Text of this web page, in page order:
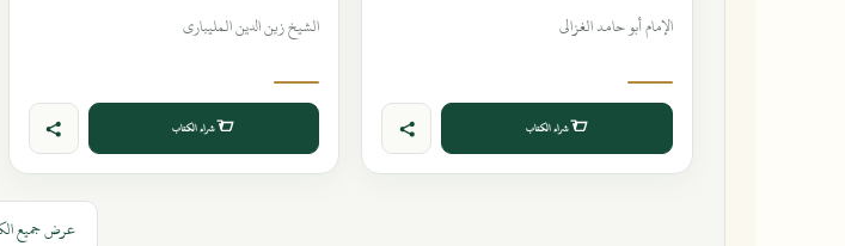
الإمام أبو حامد الغزالي
شراء الكتاب
الشيخ زين الدين المليباري
شراء الكتاب
عرض جميع